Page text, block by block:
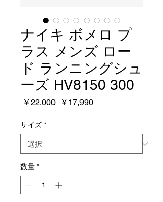
ナイキ ボメロ プ
ラス メンズ ロー
ド ランニングシュ
ーズ HV8150 300
￥22,000 通
格
￥17,990セ
価
サイズ *
数量 *